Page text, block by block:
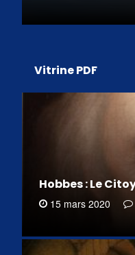
Vitrine PDF
Hobbes : Le
15 mars 2020